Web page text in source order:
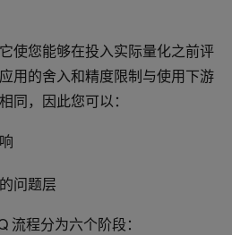
使您能够在投入实际量化之前评
用的舍入和精度限制与使用下游
同，因此您可以：
问题层
流程分为六个阶段：